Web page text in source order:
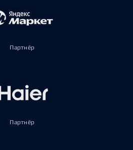
Партнёр
Партнёр